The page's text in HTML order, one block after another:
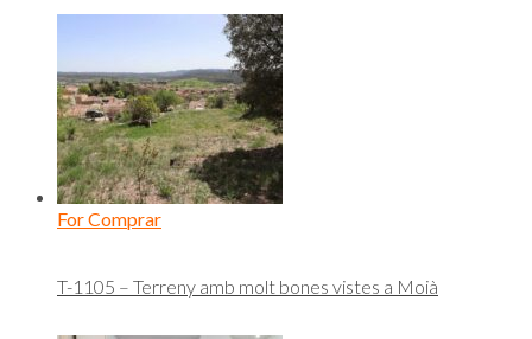
For Comprar
T-1105 – Terreny amb molt bones vistes a Moià